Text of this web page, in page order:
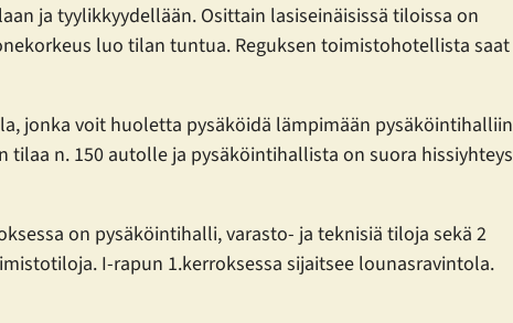
ja tyylikkyydellään. Osittain lasiseinäisissä tiloissa on
luo tilan tuntua. Reguksen toimistohotellista saat
jonka voit huoletta pysäköidä lämpimään pysäköintihalliin
n. 150 autolle ja pysäköintihallista on suora hissiyhteys
on pysäköintihalli, varasto- ja teknisiä tiloja sekä 2
I-rapun 1.kerroksessa sijaitsee lounasravintola.